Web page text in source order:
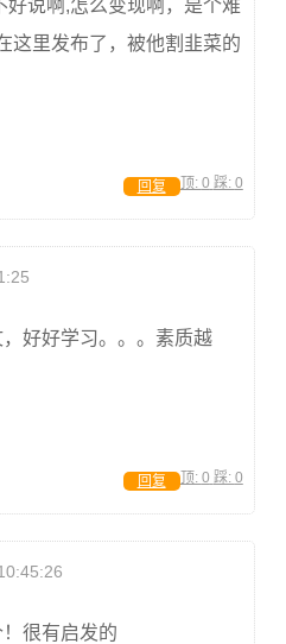
好说啊,怎么变现啊，是个难
这里发布了，被他割韭菜的
顶: 0 踩: 0
回复
好好学习。。。素质越
顶: 0 踩: 0
回复
很有启发的